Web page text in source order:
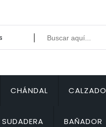
CHÁNDAL CALZADO
SUDADERA BAÑADOR